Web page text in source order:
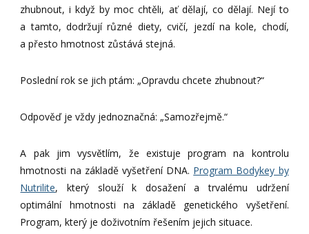
zhubnout, i když by moc chtěli, ať dělají, co dělají. Nejí to
a tamto, dodržují různé diety, cvičí, jezdí na kole, chodí,
a přesto hmotnost zůstává stejná.
Poslední rok se jich ptám: „Opravdu chcete zhubnout?“
Odpověď je vždy jednoznačná: „Samozřejmě.“
A pak jim vysvětlím, že existuje program na kontrolu
hmotnosti na základě vyšetření DNA. Program Bodykey by
Nutrilite, který slouží k dosažení a trvalému udržení
optimální hmotnosti na základě genetického vyšetření.
Program, který je doživotním řešením jejich situace.